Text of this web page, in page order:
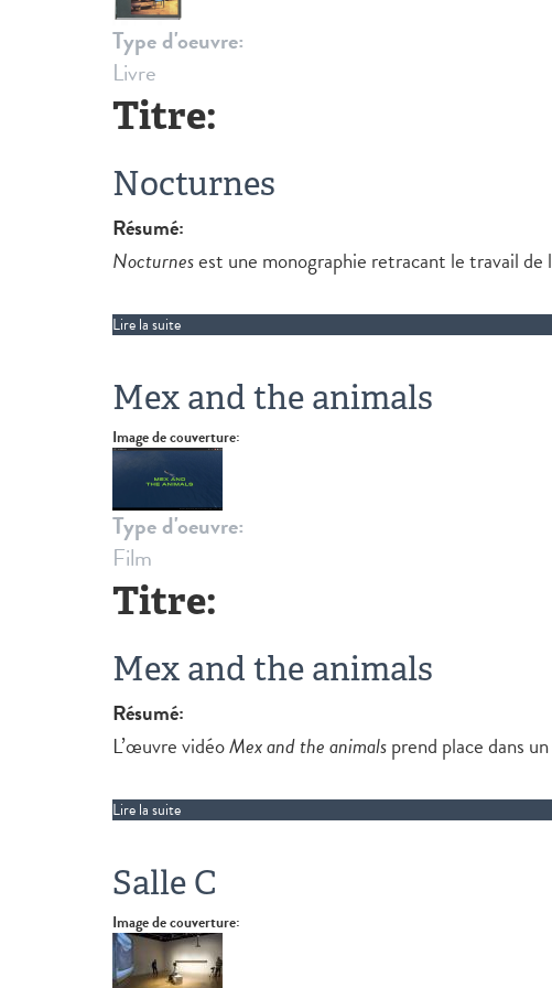
Type d'oeuvre:
Livre
Titre:
Nocturnes
Résumé:
Nocturnesest une monographie retracant le travail
Lire la suite
Mex and the animals
Image de couverture:
Type d'oeuvre:
Film
Titre:
Mex and the animals
Résumé:
L’œuvre vidéoMex and the animalsprend place dans
Lire la suite
Salle C
Image de couverture: